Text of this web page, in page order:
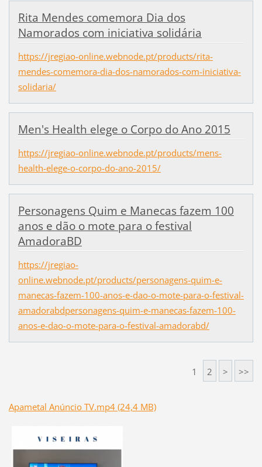
Rita Mendes comemora Dia dos
Namorados com iniciativa solidária
https://jregiao-online.webnode.pt/products/rita-
mendes-comemora-dia-dos-namorados-com-iniciativa-
solidaria/
Men's Health elege o Corpo do Ano 2015
https://jregiao-online.webnode.pt/products/mens-
health-elege-o-corpo-do-ano-2015/
Personagens Quim e Manecas fazem 100
anos e dão o mote para o festival
AmadoraBD
https://jregiao-
online.webnode.pt/products/personagens-quim-e-
manecas-fazem-100-anos-e-dao-o-mote-para-o-festival-
amadorabdpersonagens-quim-e-manecas-fazem-100-
anos-e-dao-o-mote-para-o-festival-amadorabd/
1 2 > >>
Apametal Anúncio TV.mp4 (24,4 MB)